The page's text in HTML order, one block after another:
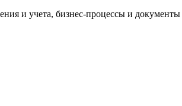
и учета, бизнес-процессы и документы